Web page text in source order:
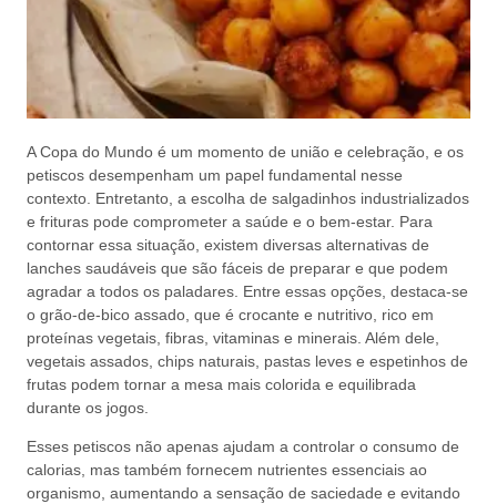
A Copa do Mundo é um momento de união e celebração, e os
petiscos desempenham um papel fundamental nesse
contexto. Entretanto, a escolha de salgadinhos industrializados
e frituras pode comprometer a saúde e o bem-estar. Para
contornar essa situação, existem diversas alternativas de
lanches saudáveis que são fáceis de preparar e que podem
agradar a todos os paladares. Entre essas opções, destaca-se
o grão-de-bico assado, que é crocante e nutritivo, rico em
proteínas vegetais, fibras, vitaminas e minerais. Além dele,
vegetais assados, chips naturais, pastas leves e espetinhos de
frutas podem tornar a mesa mais colorida e equilibrada
durante os jogos.
Esses petiscos não apenas ajudam a controlar o consumo de
calorias, mas também fornecem nutrientes essenciais ao
organismo, aumentando a sensação de saciedade e evitando